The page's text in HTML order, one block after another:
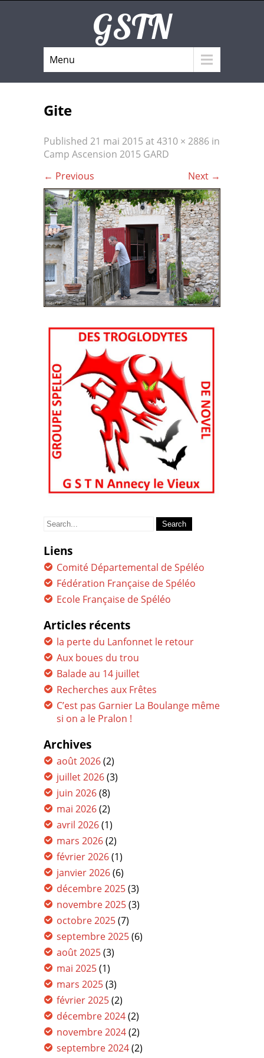
GSTN
Menu
Gite
Published 21 mai 2015 at4310 × 2886 in
Camp Ascension 2015 GARD
← Previous Next →
Search
Liens
Comité Départemental de Spéléo
Fédération Française de Spéléo
Ecole Française de Spéléo
Articles récents
la perte du Lanfonnet le retour
Aux boues du trou
Balade au 14 juillet
Recherches aux Frêtes
C’est pas Garnier La Boulange même
si on a le Pralon !
Archives
août 2026(2)
juillet 2026(3)
juin 2026(8)
mai 2026(2)
avril 2026(1)
mars 2026(2)
février 2026(1)
janvier 2026(6)
décembre 2025(3)
novembre 2025(3)
octobre 2025(7)
septembre 2025(6)
août 2025(3)
mai 2025(1)
mars 2025(3)
février 2025(2)
décembre 2024(2)
novembre 2024(2)
septembre 2024(2)